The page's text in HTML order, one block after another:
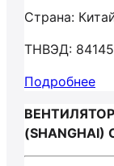
Страна:
ТНВЭД:
Подробнее
(SHANGHAI)